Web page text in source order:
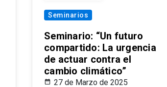
Seminarios
Seminario: “Un futuro
compartido: La urgencia
de actuar contra el
cambio climático”
27 de Marzo de 2025